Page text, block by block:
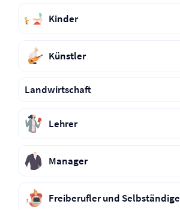
Kinder
Künstler
Landwirtschaft
Lehrer
Manager
Freiberufler und Selbständige